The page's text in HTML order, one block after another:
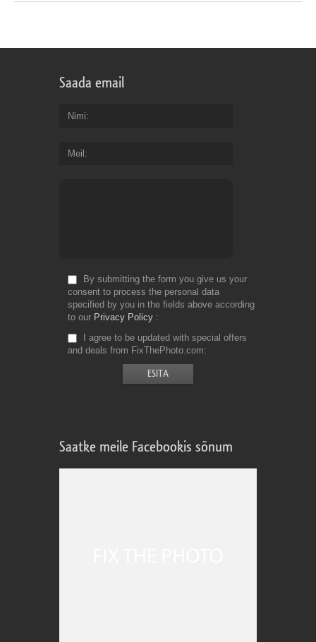
Saada email
Nimi
Meil
By submitting the form you give us your
consent to process the personal data
specified by you in the fields above according
to our Privacy Policy
I agree to be updated with special offers
and deals from FixThePhoto.com
Saatke meile Facebookis sõnum